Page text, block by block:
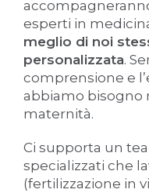
esperti in
meglio di noi
personalizzata.
comprensione e
abbiamo bisogno
maternità.
Ci supporta un
specializzati che
(fertilizzazione in